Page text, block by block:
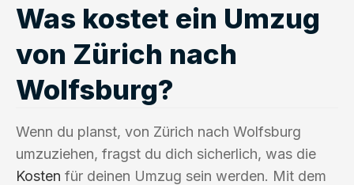
Was kostet ein Umzug
von Zürich nach
Wolfsburg?
Wenn du planst, von Zürich nach Wolfsburg
umzuziehen, fragst du dich sicherlich, was die
Kosten für deinen Umzug sein werden. Mit dem